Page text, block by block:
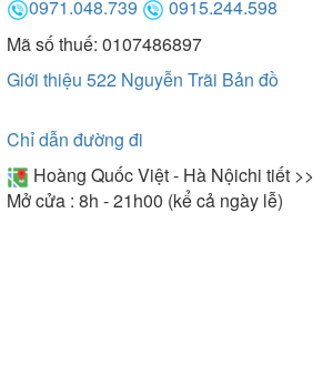
0971.048.739
0915.244.598
Mã số thuế: 0107486897
Giới thiệu 522 Nguyễn Trãi Bản đồ
Chỉ dẫn đường đi
Hoàng Quốc Việt - Hà Nộichi tiết >>
Mở cửa : 8h - 21h00 (kể cả ngày lễ)